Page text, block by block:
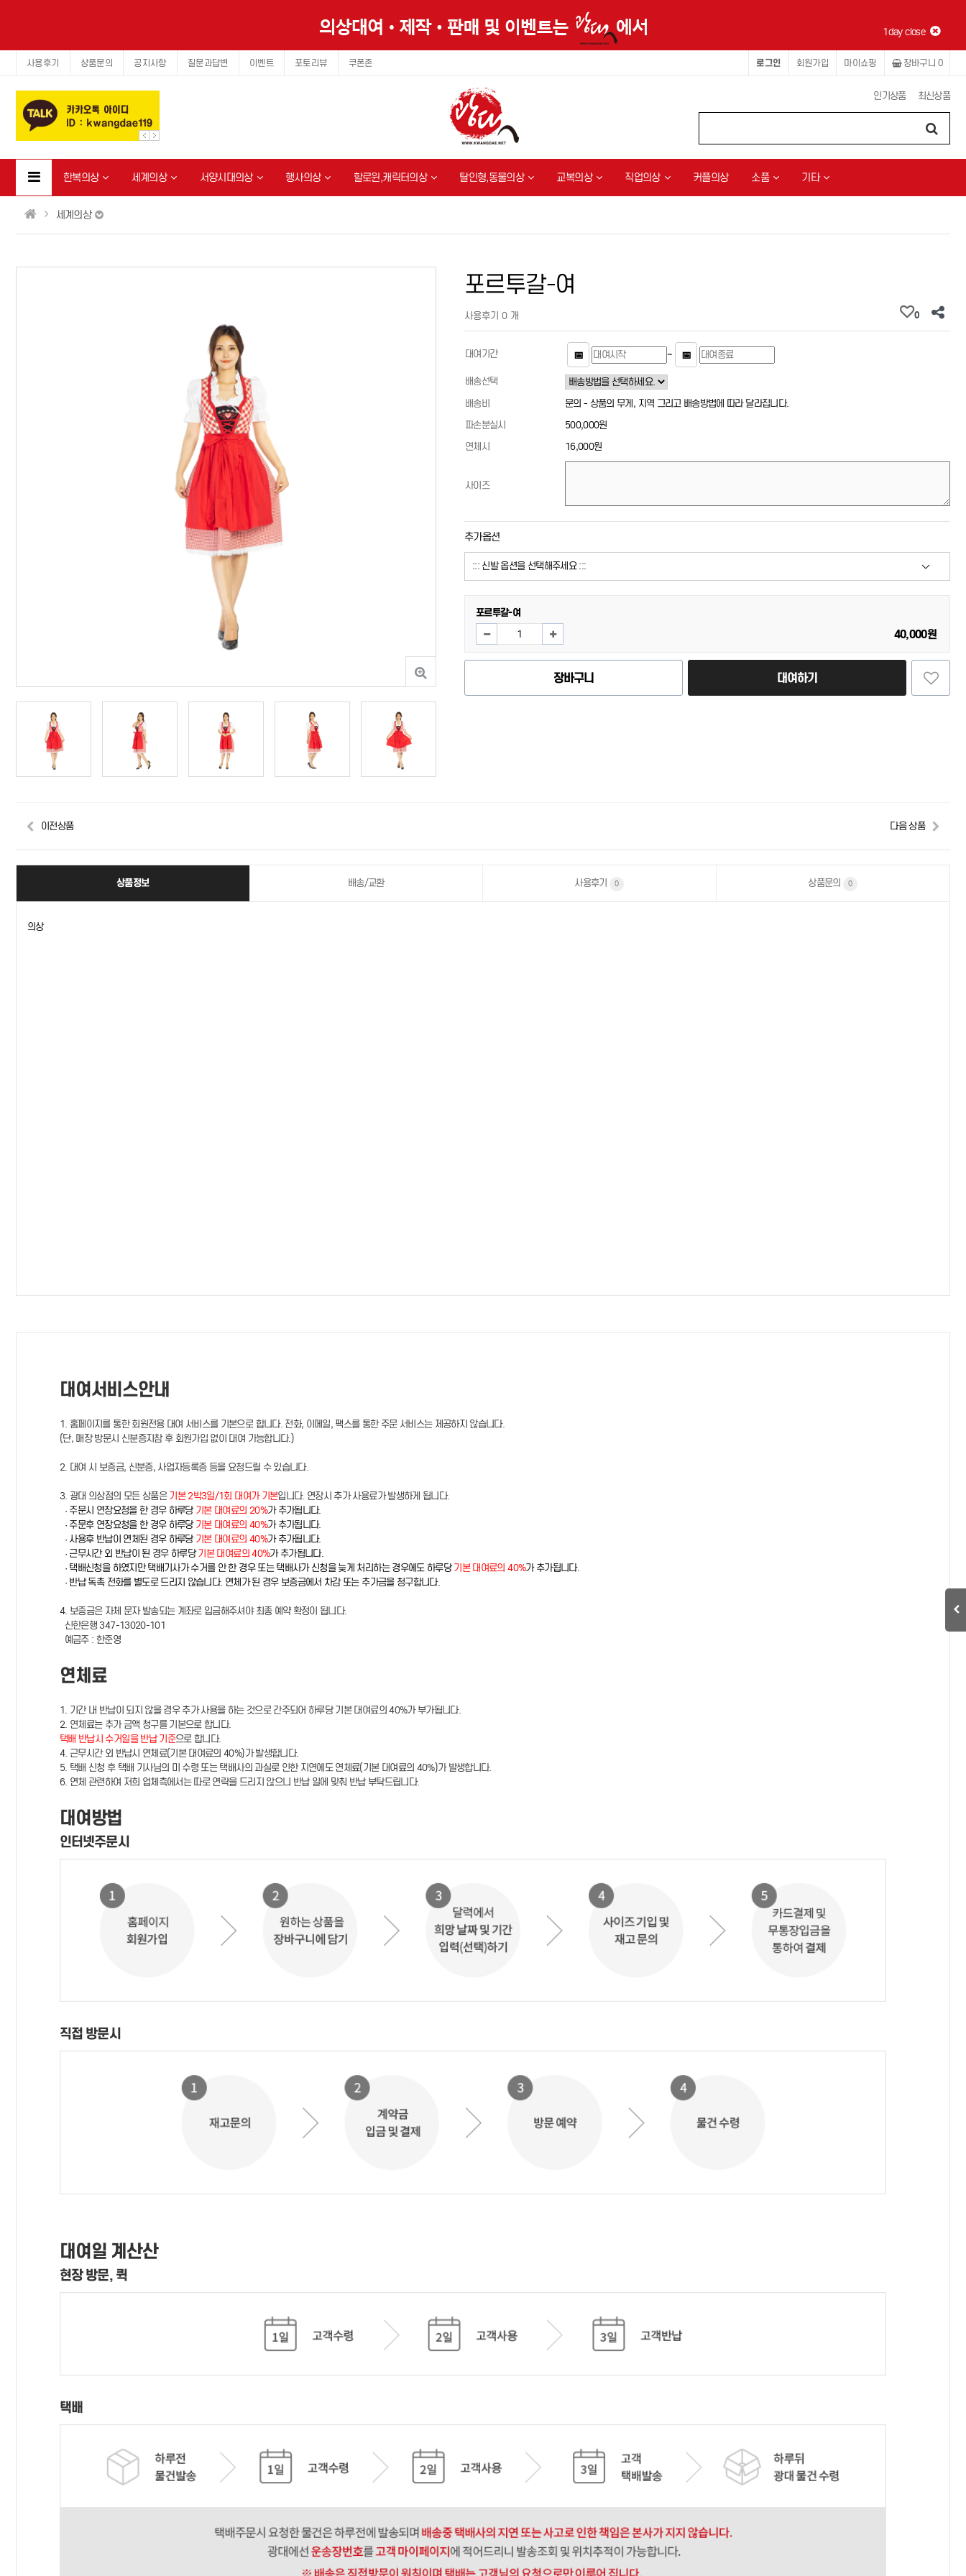
1day close
사용후기 상품문의 공지사항 질문과답변 이벤트 포토리뷰 쿠폰존 장바구니 0
마이쇼핑
회원가입
로그인
최신상품
인기상품
한복의상 세계의상 서양시대의상 행사의상 할로윈,캐릭터의상 탈인형,동물의상 교복의상 직업의상 커플의상 소품 기타
세계의상
포르투갈-여
사용후기 0 개 0
대여기간 📅 ~ 📅
배송선택
배송비
문의 - 상품의 무게, 지역 그리고 배송방법에 따라 달라집니다.
파손분실시
500,000원
연체시
16,000원
사이즈
추가옵션
포르투갈-여
40,000원
장바구니 대여하기
이전상품 다음 상품
상품정보 배송/교환 사용후기 0 상품문의 0
의상
대여서비스안내
1. 홈페이지를 통한 회원전용 대여 서비스를 기본으로 합니다. 전화, 이메일, 팩스를 통한 주문 서비스는 제공하지 않습니다.
(단, 매장 방문시 신분증지참 후 회원가입 없이 대여 가능합니다.)
2. 대여 시 보증금, 신분증, 사업자등록증 등을 요청드릴 수 있습니다.
3. 광대 의상점의 모든 상품은기본 2박3일/1회 대여가 기본입니다. 연장시 추가 사용료가 발생하게 됩니다.
· 주문시 연장요청을 한 경우 하루당기본 대여료의 20%가 추가됩니다.
· 주문후 연장요청을 한 경우 하루당기본 대여료의 40%가 추가됩니다.
· 사용후 반납이 연체된 경우 하루당기본 대여료의 40%가 추가됩니다.
· 근무시간 외 반납이 된 경우 하루당기본 대여료의 40%가 추가됩니다.
· 택배신청을 하였지만 택배기사가 수거를 안 한 경우 또는 택배사가 신청을 늦게 처리하는 경우에도 하루당기본 대여료의 40%가 추가됩니다.
· 반납 독촉 전화를 별도로 드리지 않습니다. 연체가 된 경우 보증금에서 차감 또는 추가금을 청구합니다.
4. 보증금은 자체 문자 발송되는 계좌로 입금해주셔야 최종 예약 확정이 됩니다.
신한은행 347-13020-101
예금주 : 한준영
연체료
1. 기간 내 반납이 되지 않을 경우 추가 사용을 하는 것으로 간주되어 하루당 기본 대여료의 40%가 부가됩니다.
2. 연체료는 추가 금액 청구를 기본으로 합니다.
택배 반납시 수거일을 반납 기준으로 합니다.
4. 근무시간 외 반납시 연체료(기본 대여료의 40%)가 발생합니다.
5. 택배 신청 후 택배 기사님의 미 수령 또는 택배사의 과실로 인한 지연에도 연체료(기본 대여료의 40%)가 발생합니다.
6. 연체 관련하여 저희 업체측에서는 따로 연락을 드리지 않으니 반납 일에 맞춰 반납 부탁드립니다.
대여방법
인터넷주문시
직접 방문시
대여일 계산산
현장 방문, 퀵
택배